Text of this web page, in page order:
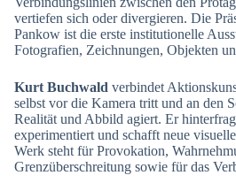
vertiefen sich oder divergieren. Die
Pankow ist die erste institutionelle
Fotografien, Zeichnungen, Objekten
Kurt Buchwald verbindet
selbst vor die Kamera tritt und an den
Realität und Abbild agiert. Er
experimentiert und schafft neue
Werk steht für Provokation,
Grenzüberschreitung sowie für das